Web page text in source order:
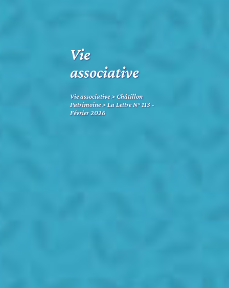
Vie
associative
Vie associative>Châtillon
Patrimoine>La Lettre N° 113 -
Février 2026